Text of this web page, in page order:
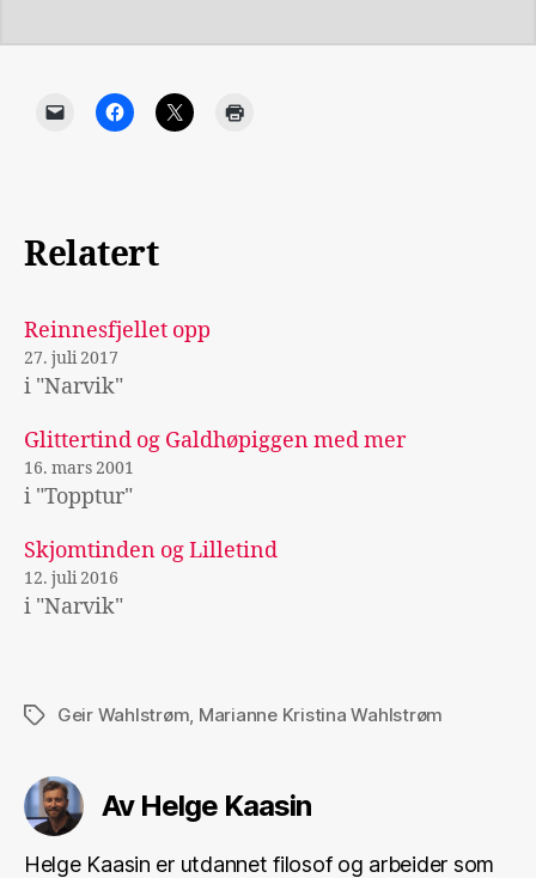
Relatert
Reinnesfjellet opp
27. juli 2017
i "Narvik"
Glittertind og Galdhøpiggen med mer
16. mars 2001
i "Topptur"
Skjomtinden og Lilletind
12. juli 2016
i "Narvik"
StikkordGeir Wahlstrøm Marianne Kristina Wahlstrøm
Av Helge Kaasin
Helge Kaasin er utdannet filosof og arbeider som